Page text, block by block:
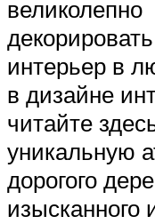
великолепно
интерьер в
в дизайне
читайте
уникальную
дорогого
изысканного